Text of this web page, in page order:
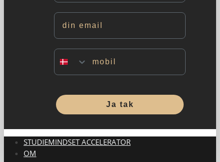
Email
Mobil
Ja tak
STUDIEMINDSET ACCELERATOR
OM